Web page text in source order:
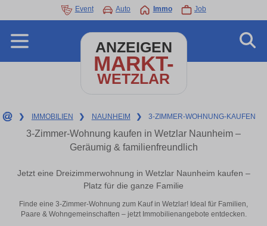
Event Auto Immo Job
ANZEIGEN
MARKT-
WETZLAR
❯ IMMOBILIEN ❯ NAUNHEIM ❯ 3-ZIMMER-WOHNUNG-KAUFEN
3-Zimmer-Wohnung kaufen in Wetzlar Naunheim –
Geräumig & familienfreundlich
Jetzt eine Dreizimmerwohnung in Wetzlar Naunheim kaufen –
Platz für die ganze Familie
Finde eine 3-Zimmer-Wohnung zum Kauf in Wetzlar! Ideal für Familien,
Paare & Wohngemeinschaften – jetzt Immobilienangebote entdecken.